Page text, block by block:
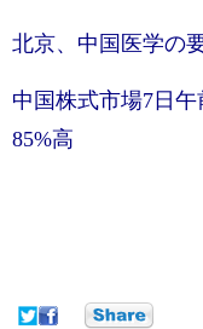
北京、中国医学の
中国株式市場7日
85%高